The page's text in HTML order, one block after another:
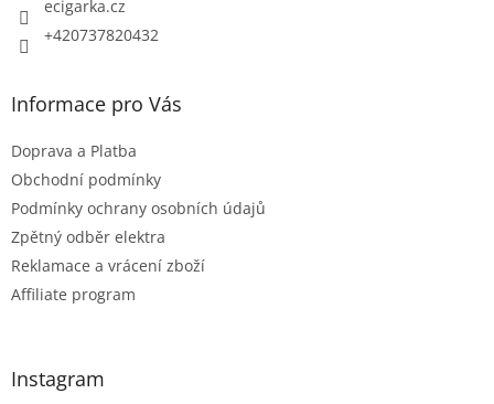
ecigarka.cz
+420737820432
Informace pro Vás
Doprava a Platba
Obchodní podmínky
Podmínky ochrany osobních údajů
Zpětný odběr elektra
Reklamace a vrácení zboží
Affiliate program
Instagram